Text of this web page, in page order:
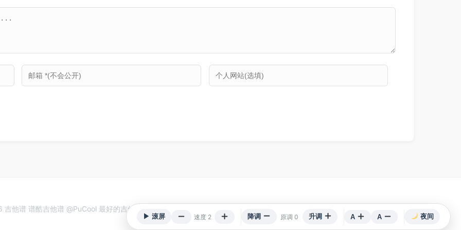
▶ 滚屏 速度 2 降调 原调 0 升调 A A 夜间
他谱 谱酷吉他谱 @PuCool 最好的吉他谱网站. 谱面内容由等宽技术支持对齐